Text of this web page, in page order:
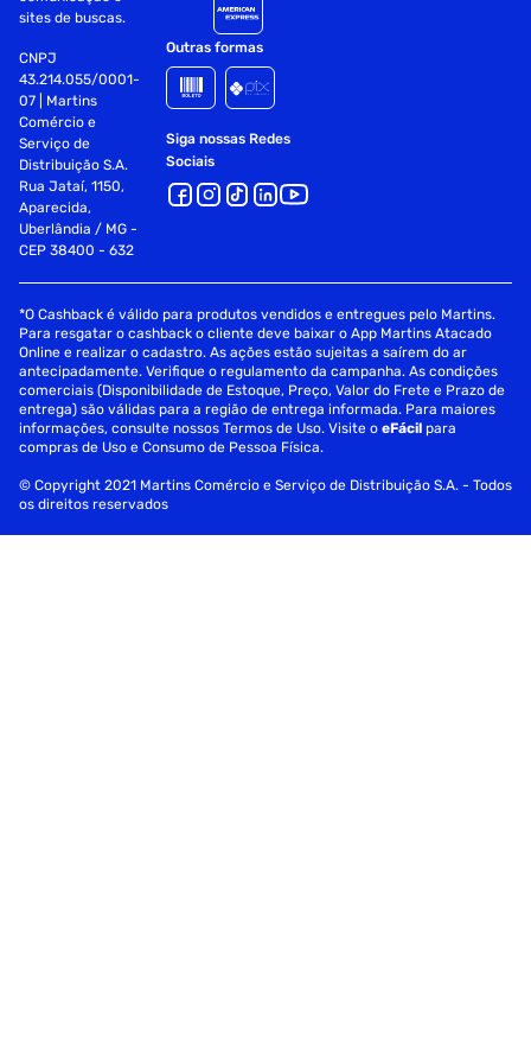
Ajuste de foco e zoom
Alimentação: Bivolt ¿ 100V / 240V
Projeção frontal: Traseiro e teto
Peso: 1,1 Kg
Dimensões: 195x172x84mm
Acompanha: cabo de força, cabo HDMI e cabo AV
Conexões: 1 VGA, 1 USB, 2 HDMI, 1 AV, 1 TF e 1 Áudio (3.5
mm)
Cartão de memória
Garantia: 1 ano
Especificações
sites de buscas.
CNPJ
43.214.055/0001-
07 | Martins
Comércio e
Serviço de
Distribuição S.A.
Rua Jataí, 1150,
Aparecida,
Uberlândia / MG -
CEP 38400 - 632
Outras formas
Siga nossas Redes
Sociais
*O Cashback é válido para produtos vendidos e entregues pelo Martins.
Para resgatar o cashback o cliente deve baixar o App Martins Atacado
Online e realizar o cadastro. As ações estão sujeitas a saírem do ar
antecipadamente. Verifique o regulamento da campanha. As condições
comerciais (Disponibilidade de Estoque, Preço, Valor do Frete e Prazo de
entrega) são válidas para a região de entrega informada. Para maiores
informações, consulte nossos Termos de Uso. Visite oeFácil para
compras de Uso e Consumo de Pessoa Física.
© Copyright 2021 Martins Comércio e Serviço de Distribuição S.A. - Todos
os direitos reservados